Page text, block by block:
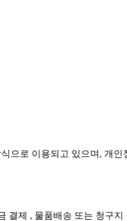
로 이용되고 있으며, 개
결제 , 물품배송 또는 청구지